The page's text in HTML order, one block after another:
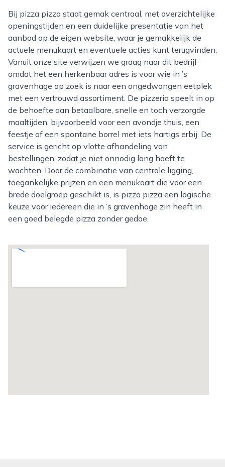
Bij pizza pizza staat gemak centraal, met overzichtelijke
openingstijden en een duidelijke presentatie van het
aanbod op de eigen website, waar je gemakkelijk de
actuele menukaart en eventuele acties kunt terugvinden.
Vanuit onze site verwijzen we graag naar dit bedrijf
omdat het een herkenbaar adres is voor wie in ’s
gravenhage op zoek is naar een ongedwongen eetplek
met een vertrouwd assortiment. De pizzeria speelt in op
de behoefte aan betaalbare, snelle en toch verzorgde
maaltijden, bijvoorbeeld voor een avondje thuis, een
feestje of een spontane borrel met iets hartigs erbij. De
service is gericht op vlotte afhandeling van
bestellingen, zodat je niet onnodig lang hoeft te
wachten. Door de combinatie van centrale ligging,
toegankelijke prijzen en een menukaart die voor een
brede doelgroep geschikt is, is pizza pizza een logische
keuze voor iedereen die in ’s gravenhage zin heeft in
een goed belegde pizza zonder gedoe.